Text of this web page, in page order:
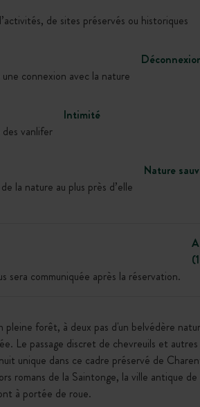
de sites préservés ou historiques
connexion avec la nature
Intimité
vanlifer
Nature
la nature au plus près d’elle
sera communiquée après la réservation.
pleine forêt, à deux pas d'un belvédère
Le passage discret de chevreuils et
unique dans ce cadre préservé de
romans de la Saintonge, la ville antique
à portée de roue.